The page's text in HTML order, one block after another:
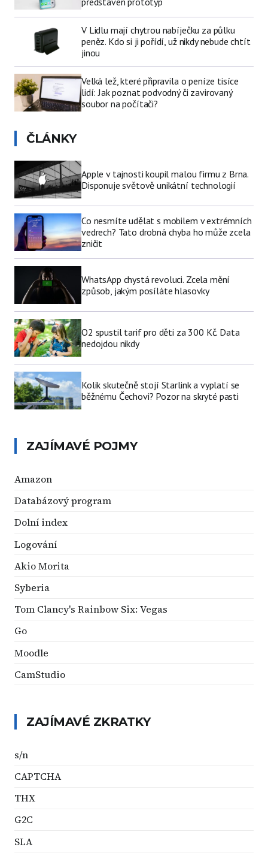
V Lidlu mají chytrou nabíječku za půlku
peněz. Kdo si ji pořídí, už nikdy nebude chtít
jinou
Velká lež, které připravila o peníze tisíce
lidí: Jak poznat podvodný či zavirovaný
soubor na počítači?
ČLÁNKY
Apple v tajnosti koupil malou firmu z Brna.
Disponuje světově unikátní technologií
Co nesmíte udělat s mobilem v extrémních
vedrech? Tato drobná chyba ho může zcela
zničit
WhatsApp chystá revoluci. Zcela mění
způsob, jakým posíláte hlasovky
O2 spustil tarif pro děti za 300 Kč. Data
nedojdou nikdy
Kolik skutečně stojí Starlink a vyplatí se
běžnému Čechovi? Pozor na skryté pasti
ZAJÍMAVÉ POJMY
Amazon
Databázový program
Dolní index
Logování
Akio Morita
Syberia
Tom Clancy's Rainbow Six: Vegas
Go
Moodle
CamStudio
ZAJÍMAVÉ ZKRATKY
s/n
CAPTCHA
THX
G2C
SLA